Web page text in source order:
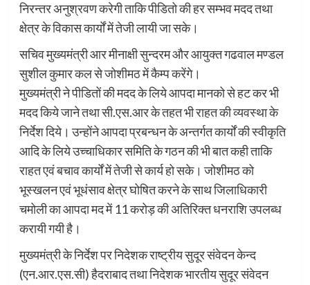
निरन्तर अनुश्रवण करेगी ताकि पीडितो की हर सम्भव मदद तथा
क्षेत्र के विकास कार्यों में तेजी लायी जा सके।
सचिव मुख्यमंत्री आर मीनाक्षी सुन्दरम और आयुक्त गढवाल मण्डल
सुशील कुमार कल से जोशीमठ में कैम्प करेंगे।
मुख्यमंत्री ने पीडितों की मदद के लिये आपदा मानको से हट कर भी
मदद किये जाने तथा सी.एस.आर के तहत भी राहत की व्यवस्था के
निर्देश दिये। उन्होंने आपदा प्रबन्धन के अन्तर्गत कार्यों की स्वीकृति
आदि के लिये उच्चाधिकार समिति के गठन की भी बात कही ताकि
राहत एवं बचाव कार्यों में तेजी से कार्य हो सके। जोशीमठ को
भूस्खलन एवं भूधंसाव क्षेत्र घोषित करने के साथ जिलाधिकारी
चमोली का आपदा मद में 11 करोड़ की अतिरिक्त धनराशि उपलब्ध
करायी गयी है।
मुख्यमंत्री के निर्देश पर निदेशक राष्ट्रीय सुदूर संवेदन केन्द
(एन.आर.एस.सी) हैदराबाद तथा निदेशक भारतीय सुदूर संवेदन